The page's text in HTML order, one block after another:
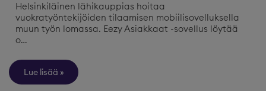
Helsinkiläinen lähikauppias hoitaa
vuokratyöntekijöiden tilaamisen mobiilisovelluksella
muun työn lomassa. Eezy Asiakkaat -sovellus löytää
o…
Lue lisää